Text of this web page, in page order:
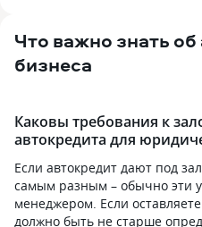
Что важно знать
бизнеса
Каковы требования к
автокредита для
Если автокредит дают под
самым разным – обычно эти
менеджером. Если
должно быть не старше